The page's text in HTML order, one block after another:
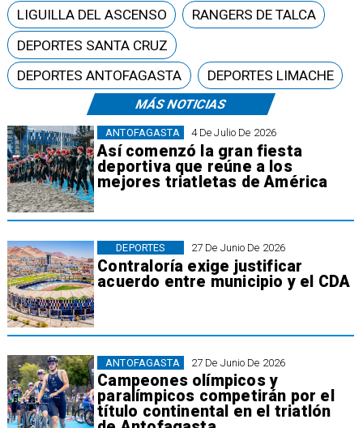
MÁS NOTICIAS
4 De Julio De 2026
Así comenzó la gran fiesta
deportiva que reúne a los
mejores triatletas de América
ANTOFAGASTA
27 De Junio De 2026
Contraloría exige justificar
acuerdo entre municipio y el CDA
DEPORTES
27 De Junio De 2026
Campeones olímpicos y
paralímpicos competirán por el
título continental en el triatlón
ANTOFAGASTA
LIGUILLA DEL ASCENSO
RANGERS DE TALCA
DEPORTES SANTA CRUZ
DEPORTES ANTOFAGASTA
DEPORTES LIMACHE